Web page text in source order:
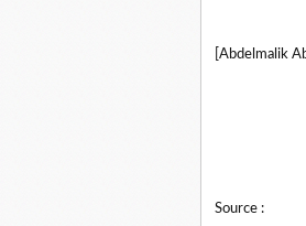
[Abdelmalik
Source :